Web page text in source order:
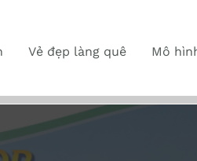
Vẻ đẹp làng quê Mô